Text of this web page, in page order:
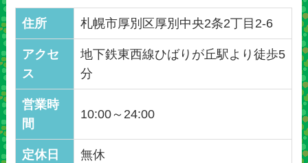
住所 札幌市厚別区厚別中央2条2丁目2-6
アクセ
ス
地下鉄東西線ひばりが丘駅より徒歩5
分
営業時
間
10:00～24:00
定休日 無休